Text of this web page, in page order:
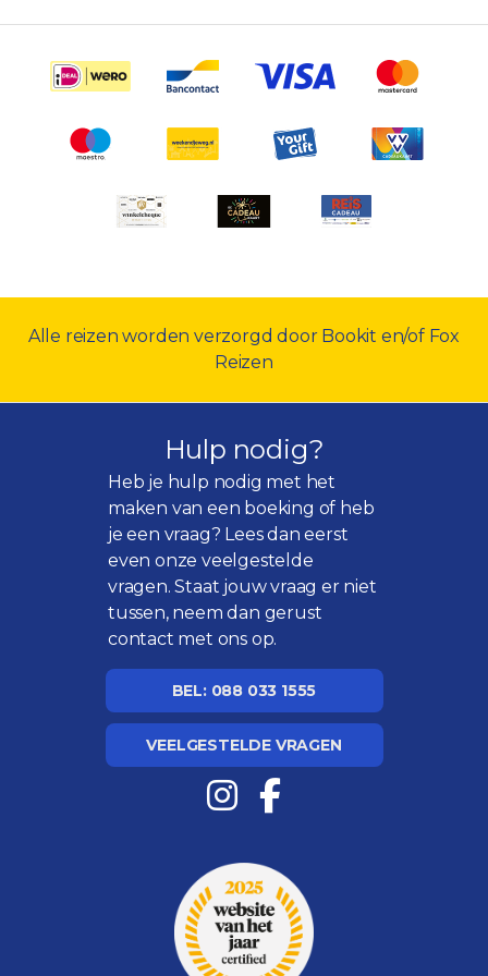
Alle reizen worden verzorgd door Bookit en/of Fox
Reizen
Hulp nodig?
Heb je hulp nodig met het
maken van een boeking of heb
je een vraag? Lees dan eerst
even onzeveelgestelde
vragen. Staat jouw vraag er niet
tussen, neem dan gerust
contact met ons op.
BEL: 088 033 1555
VEELGESTELDE VRAGEN